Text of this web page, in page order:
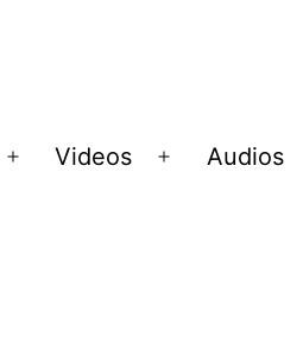
Abrir
Videos
Abrir
Audios